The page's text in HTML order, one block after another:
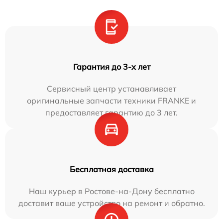
Гарантия до 3-х лет
Сервисный центр устанавливает
оригинальные запчасти техники FRANKE и
предоставляет гарантию до 3 лет.
Бесплатная доставка
Наш курьер в Ростове-на-Дону бесплатно
доставит ваше устройство на ремонт и обратно.